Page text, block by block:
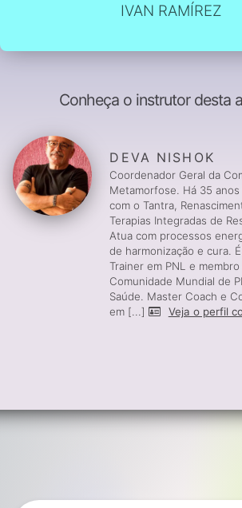
IVAN RAMÍREZ
Conheça o instrutor desta
DEVA NISHOK
Coordenador Geral da
Metamorfose. Há 35 anos
com o Tantra,
Terapias Integradas de
Atua com processos
de harmonização e cura.
Trainer em PNL e membro
Comunidade Mundial de
Saúde. Master Coach e
em [...]
Veja o perfil